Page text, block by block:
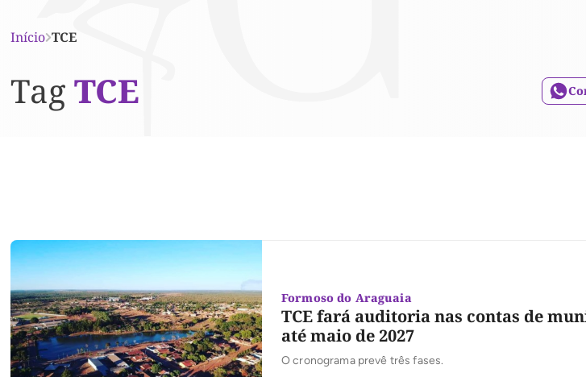
Início TCE
Tag TCE
Formoso do Araguaia
TCE fará auditoria nas contas de
até maio de 2027
O cronograma prevê três fases.